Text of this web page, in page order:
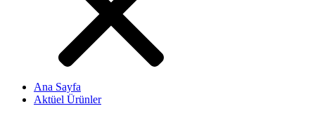
Ana Sayfa
Aktüel Ürünler